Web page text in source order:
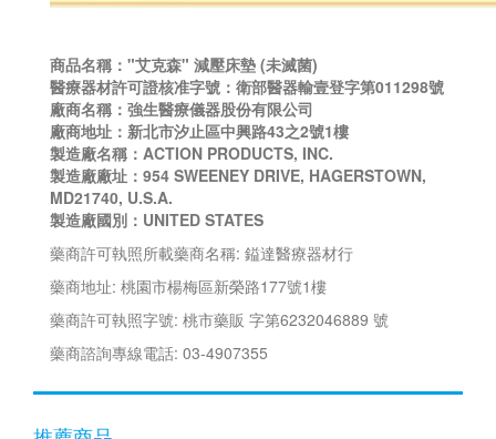
商品名稱："艾克森" 減壓床墊 (未滅菌)
醫療器材許可證核准字號：衛部醫器輸壹登字第011298號
廠商名稱：強生醫療儀器股份有限公司
廠商地址：新北市汐止區中興路43之2號1樓
製造廠名稱：ACTION PRODUCTS, INC.
製造廠廠址：954 SWEENEY DRIVE, HAGERSTOWN,
MD21740, U.S.A.
製造廠國別：UNITED STATES
藥商許可執照所載藥商名稱: 鎰達醫療器材行
藥商地址: 桃園市楊梅區新榮路177號1樓
藥商許可執照字號: 桃市藥販 字第6232046889 號
藥商諮詢專線電話: 03-4907355